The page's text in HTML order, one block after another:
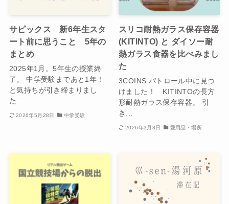
サピックス 新6年生スタ
ート前に思うこと 5年の
まとめ
2025年1月。5年生の授業終
了。 中学受験まであと1年！
と気持ちが引き締まりまし
た...
2026年5月28日 中学受験
スリコ耐熱ガラス保存容器
(KITINTO) と ダイソー耐
熱ガラス食器を比べみまし
た
3COINS パトロール中に見つ
けました！ KITINTOの長方
形耐熱ガラス保存容器。 引
き...
2026年3月8日 愛用品・場所